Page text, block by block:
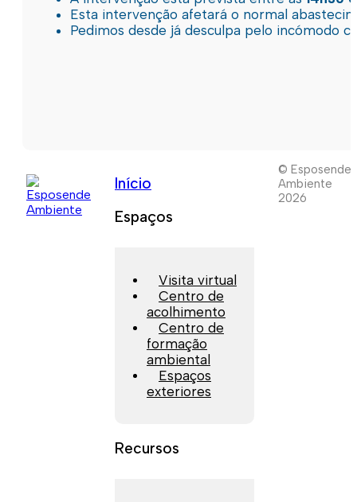
Esta intervenção afetará o normal
Pedimos desde já desculpa pelo incómodo
Início
Espaços
Visita virtual
Centro de
acolhimento
Centro de
formação
ambiental
Espaços
exteriores
Recursos
© Esposende
Ambiente
2026